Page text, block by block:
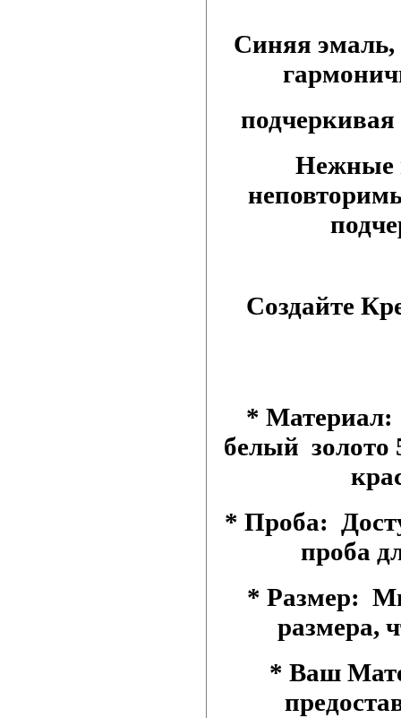
Синяя эмаль,
Нежные
Создайте
* Материал:
белый золото
* Проба:
проба
* Размер:
размера,
* Ваш